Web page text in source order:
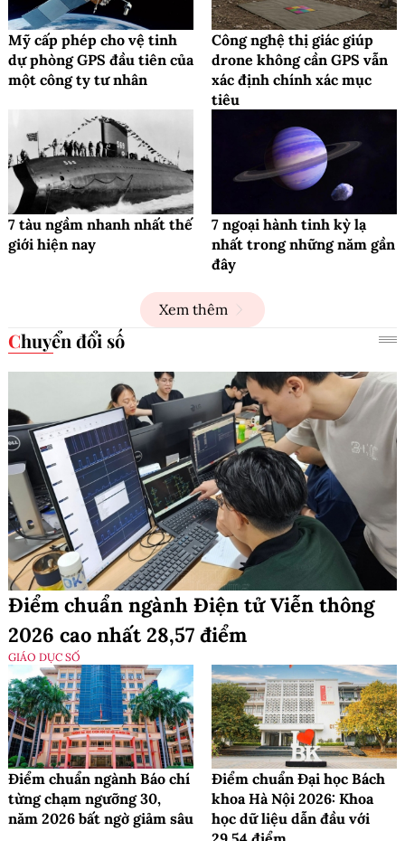
Mỹ cấp phép cho vệ tinh
dự phòng GPS đầu tiên của
một công ty tư nhân
Công nghệ thị giác giúp
drone không cần GPS vẫn
xác định chính xác mục
tiêu
7 tàu ngầm nhanh nhất thế
giới hiện nay
7 ngoại hành tinh kỳ lạ
nhất trong những năm gần
đây
Xem thêm
Chuyển đổi số
Điểm chuẩn ngành Điện tử Viễn thông
2026 cao nhất 28,57 điểm
GIÁO DỤC SỐ
Điểm chuẩn ngành Báo chí
từng chạm ngưỡng 30,
năm 2026 bất ngờ giảm sâu
Điểm chuẩn Đại học Bách
khoa Hà Nội 2026: Khoa
học dữ liệu dẫn đầu với